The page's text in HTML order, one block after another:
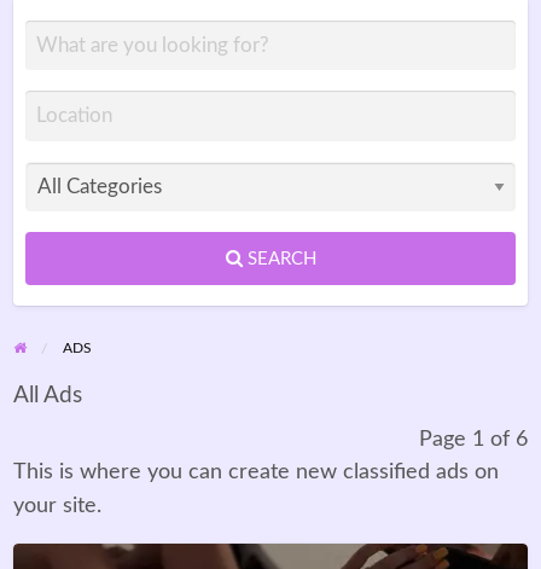
SEARCH
ADS
All Ads
Page 1 of 6
This is where you can create new classified ads on
your site.